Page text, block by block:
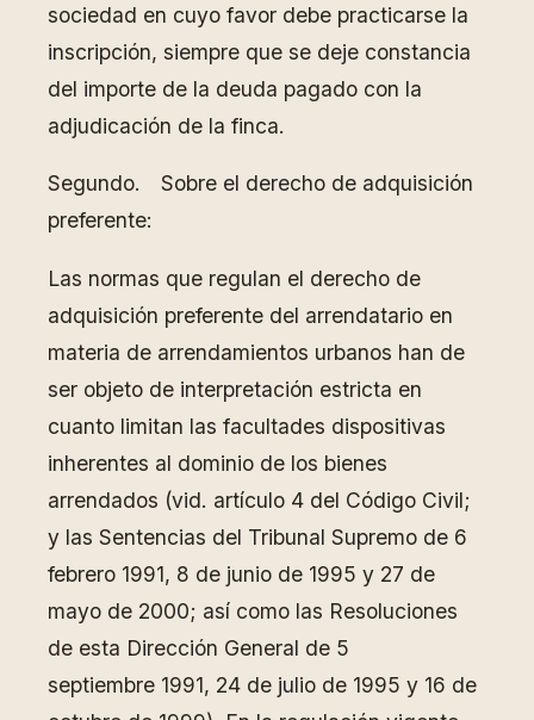
sociedad en cuyo favor debe practicarse la
inscripción, siempre que se deje constancia
del importe de la deuda pagado con la
adjudicación de la finca.
Segundo. Sobre el derecho de adquisición
preferente:
Las normas que regulan el derecho de
adquisición preferente del arrendatario en
materia de arrendamientos urbanos han de
ser objeto de interpretación estricta en
cuanto limitan las facultades dispositivas
inherentes al dominio de los bienes
arrendados (vid. artículo 4 del Código Civil;
y las Sentencias del Tribunal Supremo de 6
febrero 1991, 8 de junio de 1995 y 27 de
mayo de 2000; así como las Resoluciones
de esta Dirección General de 5
septiembre 1991, 24 de julio de 1995 y 16 de